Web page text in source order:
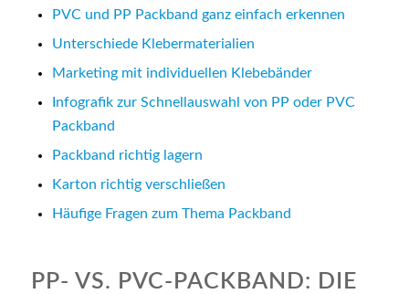
PVC und PP Packband ganz einfach erkennen
Unterschiede Klebermaterialien
Marketing mit individuellen Klebebänder
Infografik zur Schnellauswahl von PP oder PVC
Packband
Packband richtig lagern
Karton richtig verschließen
Häufige Fragen zum Thema Packband
PP- VS. PVC-PACKBAND: DIE